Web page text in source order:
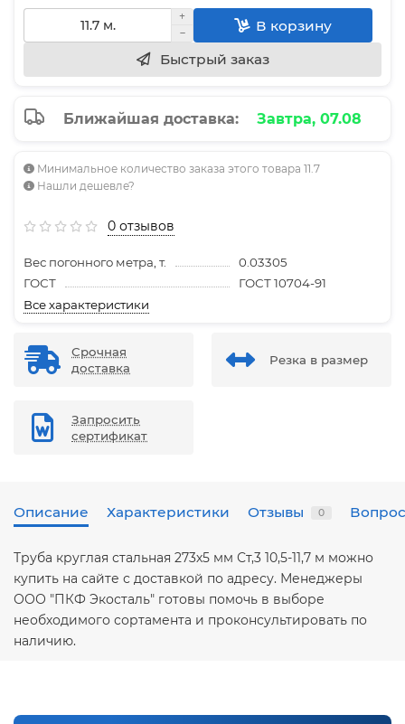
В корзину
Быстрый заказ
Ближайшая доставка: Завтра, 07.08
Минимальное количество заказа этого товара 11.7
Нашли дешевле?
0 отзывов
Вес погонного метра, т.
0.03305
ГОСТ
ГОСТ 10704-91
Все характеристики
Срочная
доставка
Резка в размер
Запросить
сертификат
Описание Характеристики Отзывы 0
Труба круглая стальная 273х5 мм Ст,3 10,5-11,7 м можно
купить на сайте с доставкой по адресу. Менеджеры
ООО "ПКФ Экосталь" готовы помочь в выборе
необходимого сортамента и проконсультировать по
наличию.